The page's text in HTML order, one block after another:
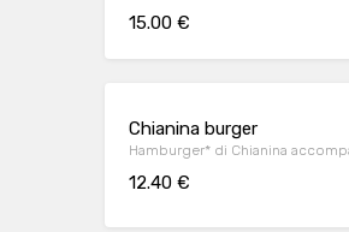
15.00 €
Chianina burger
Hamburger* di Chianina
12.40 €